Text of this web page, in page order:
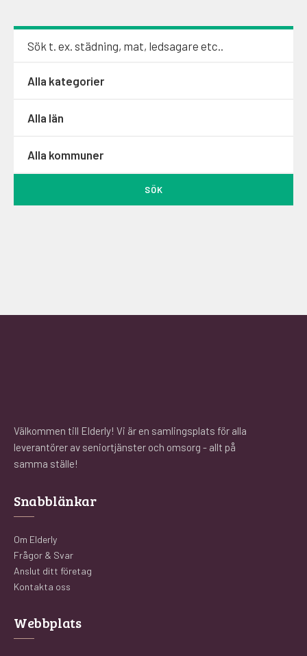
Välkommen till Elderly! Vi är en samlingsplats för alla
leverantörer av seniortjänster och omsorg - allt på
samma ställe!
Snabblänkar
Om Elderly
Frågor & Svar
Anslut ditt företag
Kontakta oss
Webbplats